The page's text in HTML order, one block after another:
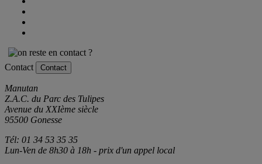
Contact Contact
Manutan
Z.A.C. du Parc des Tulipes
Avenue du XXIème siècle
95500 Gonesse
Tél: 01 34 53 35 35
Lun-Ven de 8h30 à 18h - prix d'un appel local